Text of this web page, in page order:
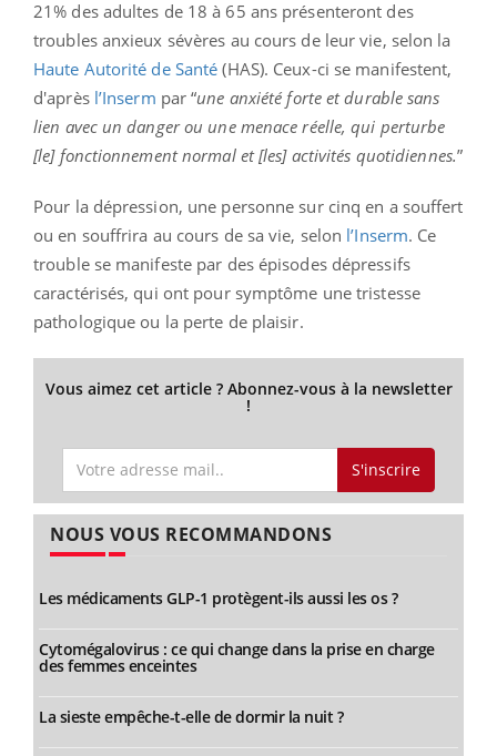
21% des adultes de 18 à 65 ans présenteront des
troubles anxieux sévères au cours de leur vie, selon la
Haute Autorité de Santé (HAS). Ceux-ci se manifestent,
d'après l’Inserm par “une anxiété forte et durable sans
lien avec un danger ou une menace réelle, qui perturbe
[le] fonctionnement normal et [les] activités quotidiennes.”
Pour la dépression, une personne sur cinq en a souffert
ou en souffrira au cours de sa vie, selon l’Inserm. Ce
trouble se manifeste par des épisodes dépressifs
caractérisés, qui ont pour symptôme une tristesse
pathologique ou la perte de plaisir.
Vous aimez cet article ? Abonnez-vous à la newsletter
!
S'inscrire
NOUS VOUS RECOMMANDONS
Les médicaments GLP-1 protègent-ils aussi les os ?
Cytomégalovirus : ce qui change dans la prise en charge
des femmes enceintes
La sieste empêche-t-elle de dormir la nuit ?